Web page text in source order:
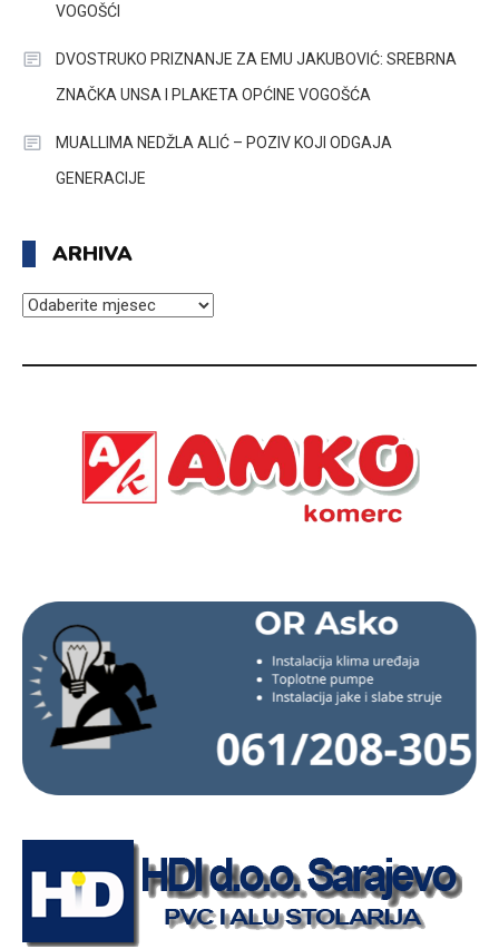
VOGOŠĆI
DVOSTRUKO PRIZNANJE ZA EMU JAKUBOVIĆ: SREBRNA
ZNAČKA UNSA I PLAKETA OPĆINE VOGOŠĆA
MUALLIMA NEDŽLA ALIĆ – POZIV KOJI ODGAJA
GENERACIJE
ARHIVA
ARHIVA